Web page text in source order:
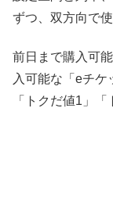
ずつ、双方向で使
前日まで購入可
入可能な「eチケ
「トクだ値1」